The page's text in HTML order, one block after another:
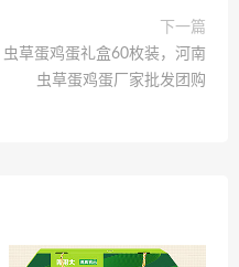
下一篇
虫草蛋鸡蛋礼盒60枚装，河南
虫草蛋鸡蛋厂家批发团购